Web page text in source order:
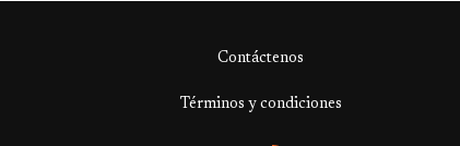
Contáctenos
Términos y condiciones